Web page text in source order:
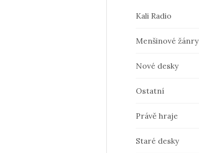
Kali Radio
Menšinové žánry
Nové desky
Ostatní
Právě hraje
Staré desky